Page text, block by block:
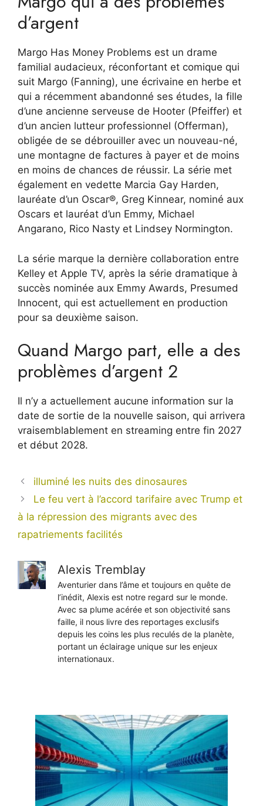
d’argent
Margo Has Money Problems est un drame
familial audacieux, réconfortant et comique qui
suit Margo (Fanning), une écrivaine en herbe et
qui a récemment abandonné ses études, la fille
d’une ancienne serveuse de Hooter (Pfeiffer) et
d’un ancien lutteur professionnel (Offerman),
obligée de se débrouiller avec un nouveau-né,
une montagne de factures à payer et de moins
en moins de chances de réussir. La série met
également en vedette Marcia Gay Harden,
lauréate d’un Oscar®, Greg Kinnear, nominé aux
Oscars et lauréat d’un Emmy, Michael
Angarano, Rico Nasty et Lindsey Normington.
La série marque la dernière collaboration entre
Kelley et Apple TV, après la série dramatique à
succès nominée aux Emmy Awards, Presumed
Innocent, qui est actuellement en production
pour sa deuxième saison.
Quand Margo part, elle a des
problèmes d’argent 2
Il n’y a actuellement aucune information sur la
date de sortie de la nouvelle saison, qui arrivera
vraisemblablement en streaming entre fin 2027
et début 2028.
illuminé les nuits des dinosaures
Le feu vert à l’accord tarifaire avec Trump et
à la répression des migrants avec des
rapatriements facilités
Alexis Tremblay
Aventurier dans l’âme et toujours en quête de
l’inédit, Alexis est notre regard sur le monde.
Avec sa plume acérée et son objectivité sans
faille, il nous livre des reportages exclusifs
depuis les coins les plus reculés de la planète,
portant un éclairage unique sur les enjeux
internationaux.